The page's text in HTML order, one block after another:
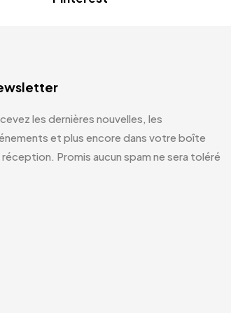
les dernières nouvelles, les
et plus encore dans votre boîte
Promis aucun spam ne sera toléré